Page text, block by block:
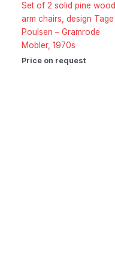
Set of 2 solid pine wood
arm chairs, design Tage
Poulsen – Gramrode
Mobler, 1970s
Price on request